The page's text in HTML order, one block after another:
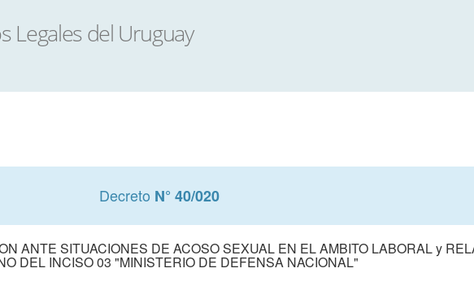
Decreto N° 40/020
ANTE SITUACIONES DE ACOSO SEXUAL EN EL AMBITO LABORAL y
DEL INCISO 03 "MINISTERIO DE DEFENSA NACIONAL"